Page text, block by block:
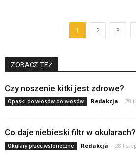
1 2 3
ZOBACZ TEŻ
Czy noszenie kitki jest zdrowe?
Opaski do włosów do włosów Redakcja - 28
Co daje niebieski filtr w okularach?
Okulary przeciwsłoneczne Redakcja - 28